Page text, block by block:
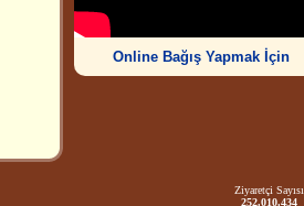
Online Bağış Yapmak İçin
Ziyaretçi Sayısı
252.010.434